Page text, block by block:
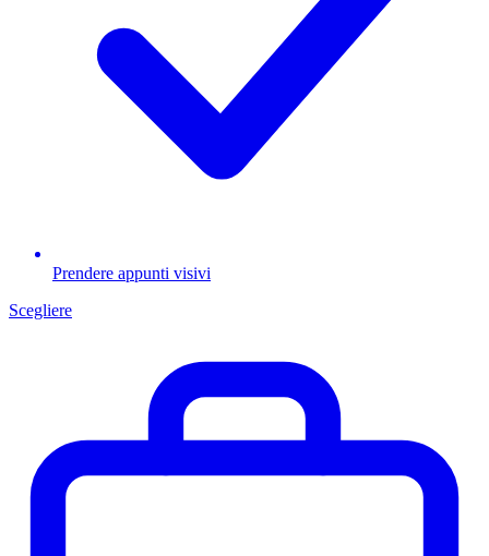
Prendere appunti visivi
Scegliere